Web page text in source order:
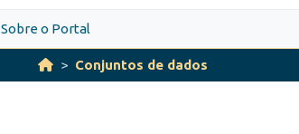
Sobre o Portal
Conjuntos de dados